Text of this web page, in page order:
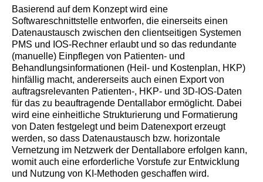
Basierend auf dem Konzept wird eine
Softwareschnittstelle entworfen, die einerseits einen
Datenaustausch zwischen den clientseitigen Systemen
PMS und IOS-Rechner erlaubt und so das redundante
(manuelle) Einpflegen von Patienten- und
Behandlungsinformationen (Heil- und Kostenplan, HKP)
hinfällig macht, andererseits auch einen Export von
auftragsrelevanten Patienten-, HKP- und 3D-IOS-Daten
für das zu beauftragende Dentallabor ermöglicht. Dabei
wird eine einheitliche Strukturierung und Formatierung
von Daten festgelegt und beim Datenexport erzeugt
werden, so dass Datenaustausch bzw. horizontale
Vernetzung im Netzwerk der Dentallabore erfolgen kann,
womit auch eine erforderliche Vorstufe zur Entwicklung
und Nutzung von KI-Methoden geschaffen wird.